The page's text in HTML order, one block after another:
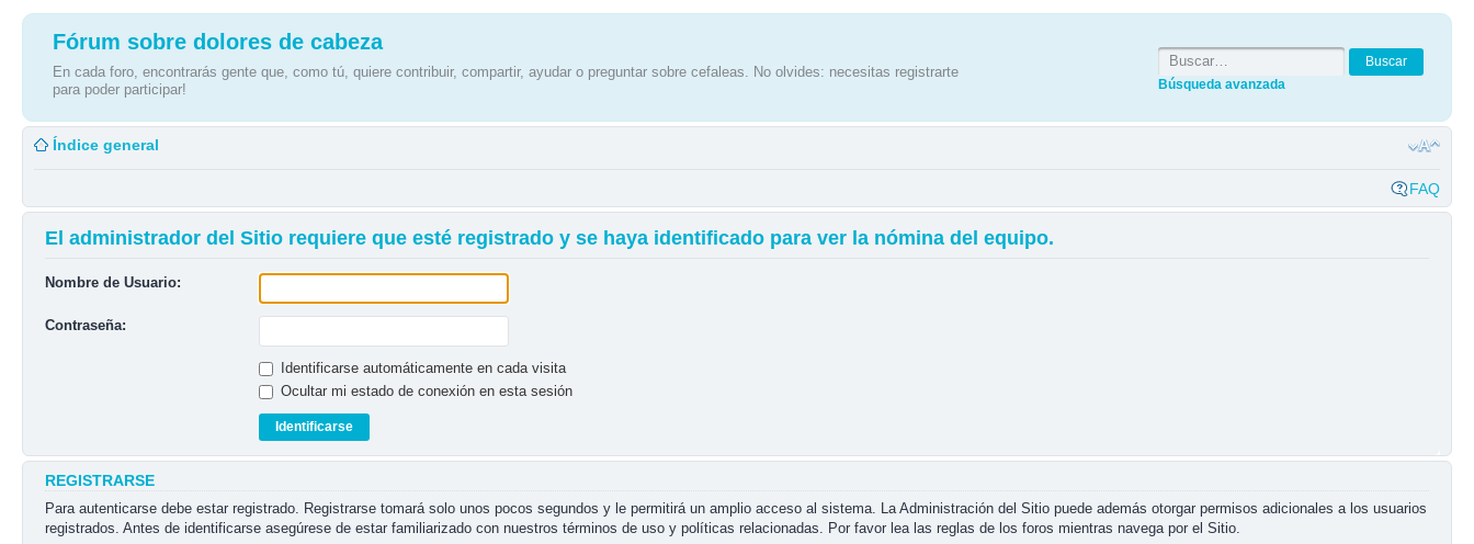
Fórum sobre dolores de cabeza
En cada foro, encontrarás gente que, como tú, quiere contribuir, compartir, ayudar o preguntar sobre cefaleas. No olvides: necesitas registrarte
para poder participar!
Búsqueda avanzada
Índice general
FAQ
El administrador del Sitio requiere que esté registrado y se haya identificado para ver la nómina del equipo.
Nombre de Usuario:
Contraseña:
Identificarse automáticamente en cada visita
Ocultar mi estado de conexión en esta sesión
REGISTRARSE
Para autenticarse debe estar registrado. Registrarse tomará solo unos pocos segundos y le permitirá un amplio acceso al sistema. La Administración del Sitio puede además otorgar permisos adicionales a los usuarios
registrados. Antes de identificarse asegúrese de estar familiarizado con nuestros términos de uso y políticas relacionadas. Por favor lea las reglas de los foros mientras navega por el Sitio.